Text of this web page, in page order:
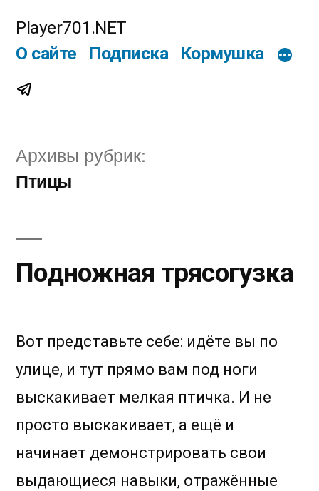
Player701.NET
О сайте
Подписка Кормушка
Telegram
Архивы рубрик:
Птицы
Подножная трясогузка
Вот представьте себе: идёте вы по
улице, и тут прямо вам под ноги
выскакивает мелкая птичка. И не
просто выскакивает, а ещё и
начинает демонстрировать свои
выдающиеся навыки, отражённые